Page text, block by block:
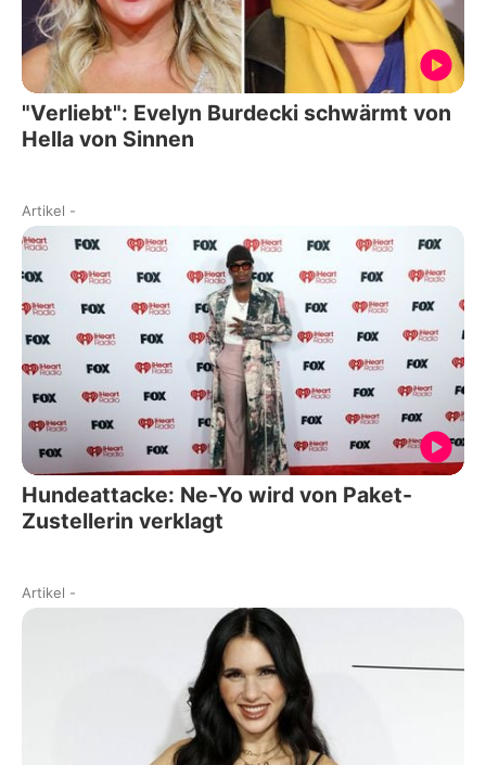
"Verliebt": Evelyn Burdecki schwärmt von
Hella von Sinnen
Artikel -
Hundeattacke: Ne-Yo wird von Paket-
Zustellerin verklagt
Artikel -